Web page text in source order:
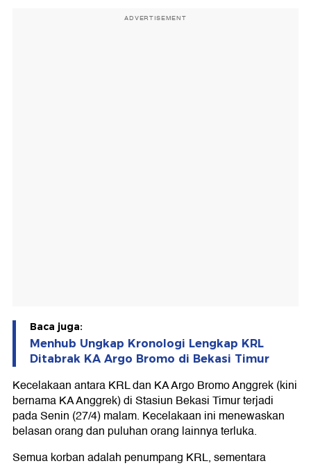
ADVERTISEMENT
Baca juga:
Menhub Ungkap Kronologi Lengkap KRL
Ditabrak KA Argo Bromo di Bekasi Timur
Kecelakaan antara KRL dan KA Argo Bromo Anggrek (kini
bernama KA Anggrek) di Stasiun Bekasi Timur terjadi
pada Senin (27/4) malam. Kecelakaan ini menewaskan
belasan orang dan puluhan orang lainnya terluka.
Semua korban adalah penumpang KRL, sementara